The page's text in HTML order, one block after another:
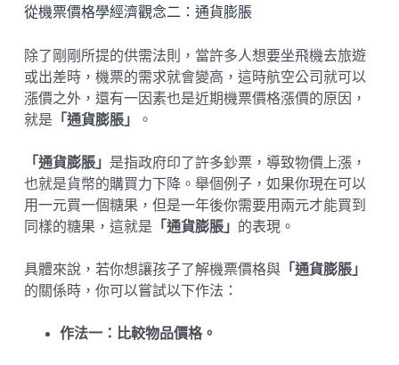
從機票價格學經濟觀念二：通貨膨脹
除了剛剛所提的供需法則，當許多人想要坐飛機去旅遊
或出差時，機票的需求就會變高，這時航空公司就可以
漲價之外，還有一因素也是近期機票價格漲價的原因，
就是 「通貨膨脹」 。
「通貨膨脹」 是指政府印了許多鈔票，導致物價上漲，
也就是貨幣的購買力下降。舉個例子，如果你現在可以
用一元買一個糖果，但是一年後你需要用兩元才能買到
同樣的糖果，這就是 「通貨膨脹」 的表現。
具體來說，若你想讓孩子了解機票價格與「通貨膨脹」
的關係時，你可以嘗試以下作法：
作法一：比較物品價格。